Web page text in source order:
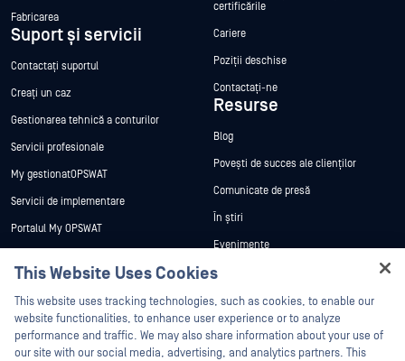
Fabricarea
Suport și servicii
Contactați suportul
Creați un caz
Gestionarea tehnică a conturilor
Servicii profesionale
My gestionatOPSWAT
Servicii de implementare
Portalul My OPSWAT
Formare
vulnerabilităților
Parteneri
certificările
Cariere
Poziții deschise
Contactați-ne
Resurse
Blog
Povești de succes ale clienților
Comunicate de presă
În știri
Evenimente
Webinare
Fișe de date
Cărți albe
Instrumente gratuite
This Website Uses Cookies
This website uses tracking technologies, such as cookies, to enable our
website functionalities, to enhance user experience or to analyze
performance and traffic. We may also share information about your use of
our site with our social media, advertising, and analytics partners. This